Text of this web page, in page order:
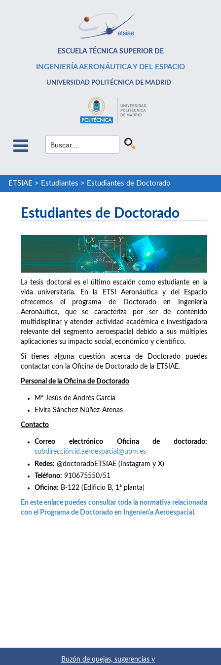
ESCUELA TÉCNICA SUPERIOR DE
INGENIERÍA AERONÁUTICA Y DEL ESPACIO
UNIVERSIDAD POLITÉCNICA DE MADRID
ETSIAE > Estudiantes > Estudiantes de Doctorado
Estudiantes de Doctorado
La tesis doctoral es el último escalón como estudiante en la
vida universitaria. En la ETSI Aeronáutica y del Espacio
ofrecemos el programa de Doctorado en Ingeniería
Aeronáutica, que se caracteriza por ser de contenido
multidisplinar y atender actividad académica e investigadora
relevante del segmento aeroespacial debido a sus múltiples
aplicaciones su impacto social, económico y científico.
Si tienes alguna cuestión acerca de Doctorado puedes
contactar con la Oficina de Doctorado de la ETSIAE.
Personal de la Oficina de Doctorado
Mª Jesús de Andrés García
Elvira Sánchez Núñez-Arenas
Contacto
Correo electrónico Oficina de doctorado:
subdirección.id.aeroespacial@upm.es
Redes: @doctoradoETSIAE (Instagram y X)
Teléfono: 910675550/51
Oficina: B-122 (Edificio B, 1ª planta)
En este enlace puedes consultar toda la normativa relacionada
con el Programa de Doctorado en Ingeniería Aeroespacial.
Buzón de quejas, sugerencias y